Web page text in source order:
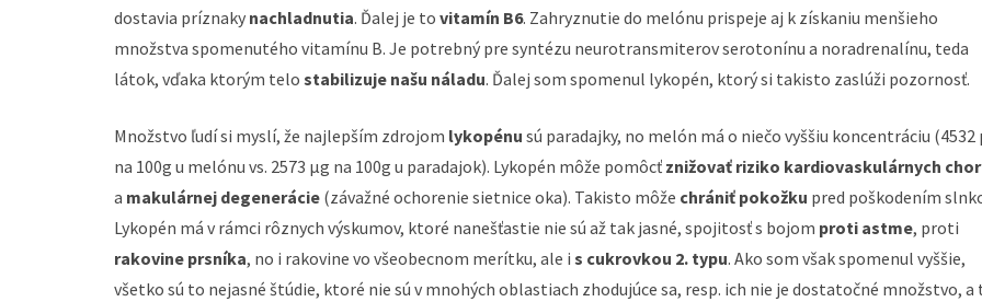
dostavia príznaky nachladnutia. Ďalej je to vitamín B6. Zahryznutie do melónu prispeje aj k získaniu menšieho
množstva spomenutého vitamínu B. Je potrebný pre syntézu neurotransmiterov serotonínu a noradrenalínu, teda
látok, vďaka ktorým telo stabilizuje našu náladu. Ďalej som spomenul lykopén, ktorý si takisto zaslúži pozornosť.
Množstvo ľudí si myslí, že najlepším zdrojom lykopénu sú paradajky, no melón má o niečo vyššiu koncentráciu (4532
na 100g u melónu vs. 2573 µg na 100g u paradajok). Lykopén môže pomôcť znižovať riziko kardiovaskulárnych
a makulárnej degenerácie (závažné ochorenie sietnice oka). Takisto môže chrániť pokožku pred poškodením
Lykopén má v rámci rôznych výskumov, ktoré nanešťastie nie sú až tak jasné, spojitosť s bojom proti astme, proti
rakovine prsníka, no i rakovine vo všeobecnom merítku, ale i s cukrovkou 2. typu. Ako som však spomenul vyššie,
všetko sú to nejasné štúdie, ktoré nie sú v mnohých oblastiach zhodujúce sa, resp. ich nie je dostatočné množstvo, a